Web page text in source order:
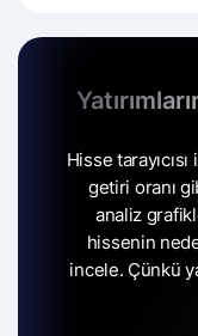
Hisse
getiri oranı
analiz
hissenin
incele. Çünkü